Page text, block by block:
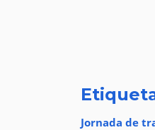
Jornada de